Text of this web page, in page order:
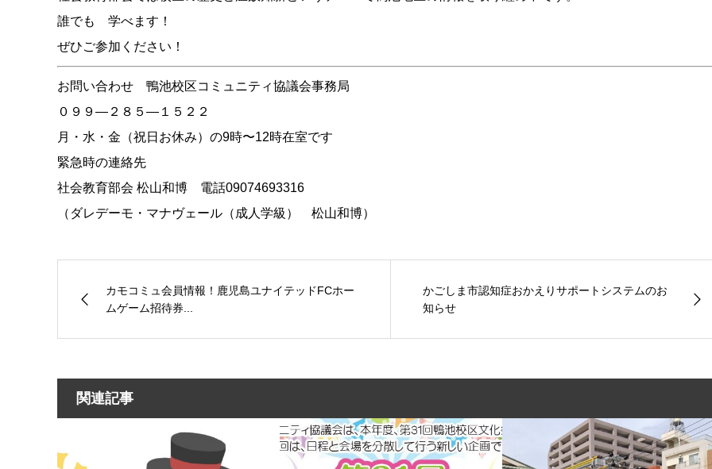
誰でも 学べます！
ぜひご参加ください！
お問い合わせ 鴨池校区コミュニティ協議会事務局
０９９—２８５—１５２２
月・水・金（祝日お休み）の9時〜12時在室です
緊急時の連絡先
社会教育部会 松山和博 電話09074693316
（ダレデーモ・マナヴェール（成人学級） 松山和博）
カモコミュ会員情報！鹿児島ユナイテッドFCホー
ムゲーム招待券...
かごしま市認知症おかえりサポートシステムのお
知らせ
関連記事